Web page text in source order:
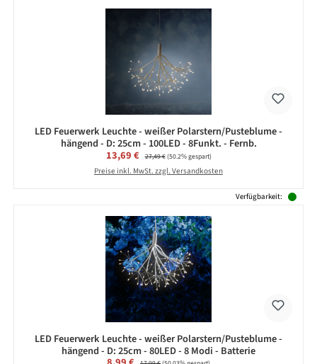
LED Feuerwerk Leuchte - weißer Polarstern/Pusteblume -
hängend - D: 25cm - 100LED - 8Funkt. - Fernb.
Verkaufspreis:
13,69 € Regulärer Preis:
27,49 €(50.2% gespart)
Preise inkl. MwSt. zzgl. Versandkosten
Verfügbarkeit:
LED Feuerwerk Leuchte - weißer Polarstern/Pusteblume -
hängend - D: 25cm - 80LED - 8 Modi - Batterie
Regulärer Preis: